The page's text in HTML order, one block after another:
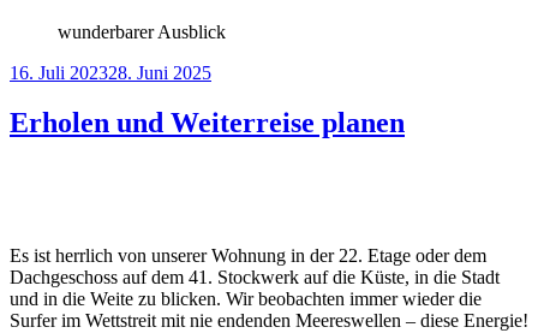
wunderbarer Ausblick
Veröffentlicht
16. Juli 202328. Juni 2025
Erholen und Weiterreise planen
Es ist herrlich von unserer Wohnung in der 22. Etage oder dem
Dachgeschoss auf dem 41. Stockwerk auf die Küste, in die Stadt
und in die Weite zu blicken. Wir beobachten immer wieder die
Surfer im Wettstreit mit nie endenden Meereswellen – diese Energie!